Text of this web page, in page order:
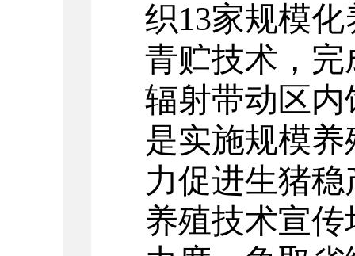
织13家规模
青贮技术，完
辐射带动区
是实施规模
力促进生猪
养殖技术宣